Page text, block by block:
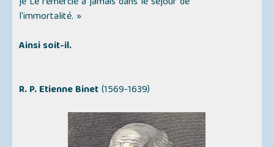
l'immortalité. »
Ainsi soit-il.
R. P. Etienne Binet(1569-1639)